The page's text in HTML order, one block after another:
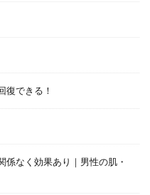
復できる！
係なく効果あり｜男性の肌・